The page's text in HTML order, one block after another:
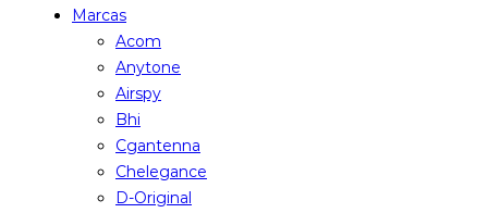
Marcas
Acom
Anytone
Airspy
Bhi
Cgantenna
Chelegance
D-Original